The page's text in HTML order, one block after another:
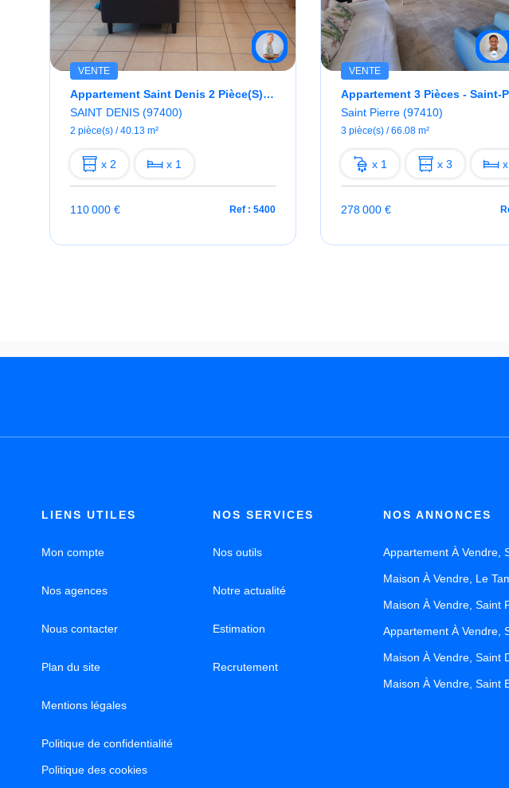
VENTE
Appartement Saint Denis 2 Pièce(s) 40.13 M2
SAINT DENIS (97400)
2 pièce(s) / 40.13 m²
x 2 x 1
110 000 € Ref : 5400
VENTE
Saint Pierre (97410)
3 pièce(s) / 66.08 m²
x 1 x 3
278 000 €
LIENS UTILES
Mon compte
Nos agences
Nous contacter
Plan du site
Mentions légales
Politique de confidentialité
Politique des cookies
NOS SERVICES
Nos outils
Notre actualité
Estimation
Recrutement
NOS ANNONCES
Appartement À Vendre,
Maison À Vendre, Le
Maison À Vendre, Saint
Appartement À Vendre,
Maison À Vendre, Saint
Maison À Vendre, Saint